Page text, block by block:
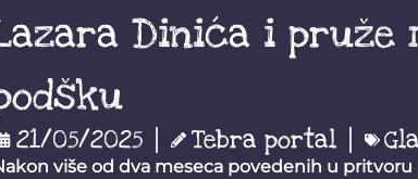
Dinića i pruže
21/05/2025 Tebra portal
više od dva meseca povedenih u pritvoru